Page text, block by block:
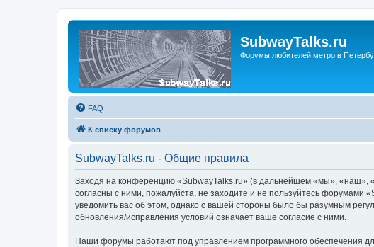
SubwayTalks.ru
Форумы любителей метро в
FAQ
К списку форумов
SubwayTalks.ru - Общие правила
Заходя на конференцию «SubwayTalks.ru» (в дальнейшем «мы», «наш»,
согласны с ними, пожалуйста, не заходите и не пользуйтесь
уведомить вас об этом, однако с вашей стороны было бы разумным
обновления/исправления условий означает ваше согласие с ними.
Наши форумы работают под управлением программного обеспечения